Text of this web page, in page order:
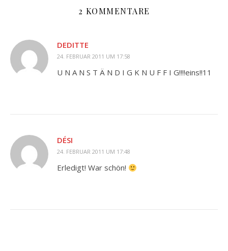
2 KOMMENTARE
DEDITTE
24. FEBRUAR 2011 UM 17:58
U N A N S T Ä N D I G K N U F F I G!!!!eins!!11
DÉSI
24. FEBRUAR 2011 UM 17:48
Erledigt! War schön!